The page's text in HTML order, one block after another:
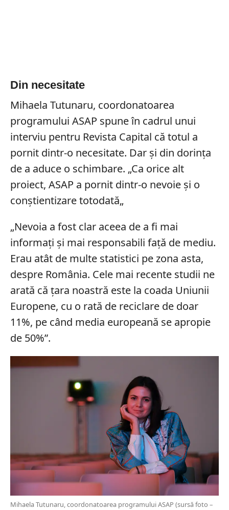
Din necesitate
Mihaela Tutunaru, coordonatoarea
programului ASAP spune în cadrul unui
interviu pentru Revista Capital că totul a
pornit dintr-o necesitate. Dar și din dorința
de a aduce o schimbare. „Ca orice alt
proiect, ASAP a pornit dintr-o nevoie și o
conștientizare totodată„
„Nevoia a fost clar aceea de a fi mai
informați și mai responsabili față de mediu.
Erau atât de multe statistici pe zona asta,
despre România. Cele mai recente studii ne
arată că țara noastră este la coada Uniunii
Europene, cu o rată de reciclare de doar
11%, pe când media europeană se apropie
de 50%”.
Mihaela Tutunaru, coordonatoarea programului ASAP (sursă foto –